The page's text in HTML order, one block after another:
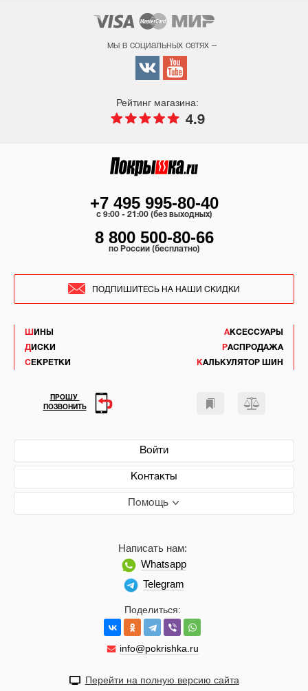
мы в социальных сетях –
Рейтинг магазина:
4.9
ШИНЫ
ДИСКИ
СЕКРЕТКИ
АКСЕССУАРЫ
РАСПРОДАЖА
КАЛЬКУЛЯТОР ШИН
Войти
Контакты
Помощь
Поделиться:
info@pokrishka.ru
Написать нам:
Whatsapp
Telegram
+7 495 995-80-40
c 9:00 - 21:00 (без выходных)
8 800 500-80-66
по России (бесплатно)
ПОДПИШИТЕСЬ НА НАШИ СКИДКИ
ПРОШУ
ПОЗВОНИТЬ
Перейти на полную версию сайта